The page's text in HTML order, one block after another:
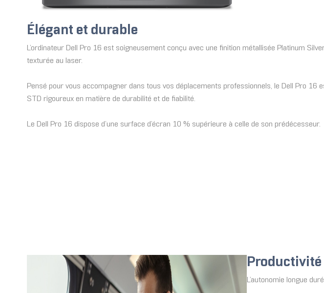
Élégant et durable
L’ordinateur Dell Pro 16 est soigneusement conçu avec une finition métallisée Platinum
texturée au laser.
Pensé pour vous accompagner dans tous vos déplacements professionnels, le Dell Pro 16
STD rigoureux en matière de durabilité et de fiabilité.
Le Dell Pro 16 dispose d’une surface d’écran 10 % supérieure à celle de son prédécesseur.
L’autonomie longue